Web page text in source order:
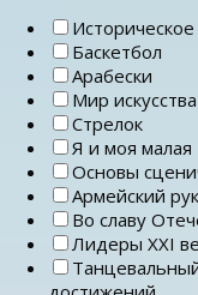
Баскетбол
Арабески
Мир искусства
Стрелок
Я и моя
Основы
Армейский
Во славу
Лидеры ХХI